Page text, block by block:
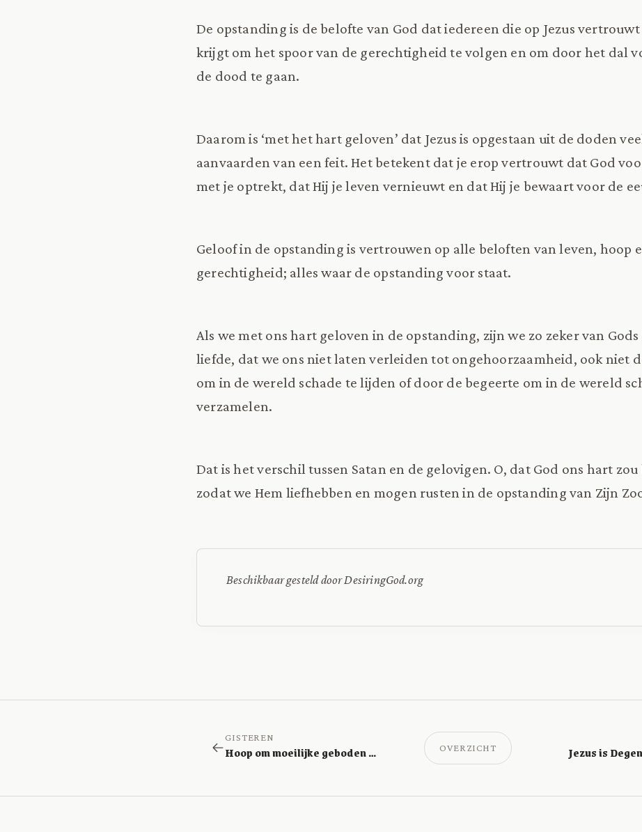
De opstanding is de belofte van God dat iedereen die op Jezus
krijgt om het spoor van de gerechtigheid te volgen en om door het dal
de dood te gaan.
Daarom is ‘met het hart geloven’ dat Jezus is opgestaan uit de doden
aanvaarden van een feit. Het betekent dat je erop vertrouwt dat God
met je optrekt, dat Hij je leven vernieuwt en dat Hij je bewaart voor de
Geloof in de opstanding is vertrouwen op alle beloften van leven, hoop
gerechtigheid; alles waar de opstanding voor staat.
Als we met ons hart geloven in de opstanding, zijn we zo zeker van
liefde, dat we ons niet laten verleiden tot ongehoorzaamheid, ook niet
om in de wereld schade te lijden of door de begeerte om in de wereld
verzamelen.
Dat is het verschil tussen Satan en de gelovigen. O, dat God ons hart
zodat we Hem liefhebben en mogen rusten in de opstanding van Zijn
Beschikbaar gesteld door DesiringGod.org
GISTEREN
Hoop om moeilijke geboden te gehoorzamen OVERZICHT Jezus is